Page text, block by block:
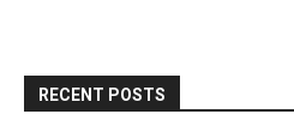
RECENT POSTS